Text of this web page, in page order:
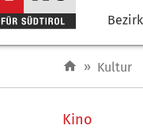
» Kultur
Kino